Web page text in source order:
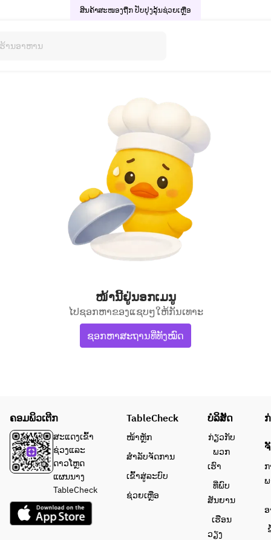
ສິນຄ້າສະໜອງຖືກ ປັບປຸງລຸ້ນຊ່ວຍເຫຼືອ
ໜ້ານີ້ຢູ່ນອກເມນູ
ໄປຊອກຫາຂອງແຊບໆໃຫ້ກັນເທາະ
ຊອກຫາສະຖານທີ່ທັງໝົດ
ຄອມພິວເຕີກ
ສະແດງເຂົ້າ
ຊ່ວງແລະ
ດາວໂຫຼດ
ແຜນນາງ
TableCheck
TableCheck
ໜ້າຫຼັກ
ສຳລັບຈັດການ
ເຂົ້າສູ່ລະບົບ
ຊ່ວຍເຫຼືອ
ບໍລິສັດ
ກ່ຽວກັບ
ພວກ
ເຮົາ
ທີ່ພົບ
ສັນຍານ
ເຮືອນ
ວຽງ